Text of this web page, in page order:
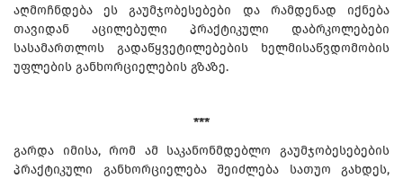
აღმოჩნდება ეს გაუმჯობესებები და რამდენად იქნება
თავიდან აცილებული პრაქტიკული დაბრკოლებები
სასამართლოს გადაწყვეტილებების ხელმისაწვდომობის
უფლების განხორციელების გზაზე.
***
გარდა იმისა, რომ ამ საკანონმდებლო გაუმჯობესებების
პრაქტიკული განხორციელება შეიძლება სათუო გახდეს,